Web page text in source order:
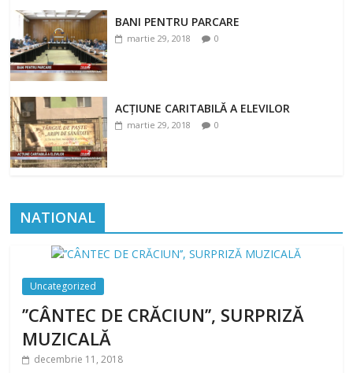
BANI PENTRU PARCARE
martie 29, 2018 0
ACȚIUNE CARITABILĂ A ELEVILOR
martie 29, 2018 0
NATIONAL
Uncategorized
’’CÂNTEC DE CRĂCIUN’’, SURPRIZĂ
MUZICALĂ
decembrie 11, 2018